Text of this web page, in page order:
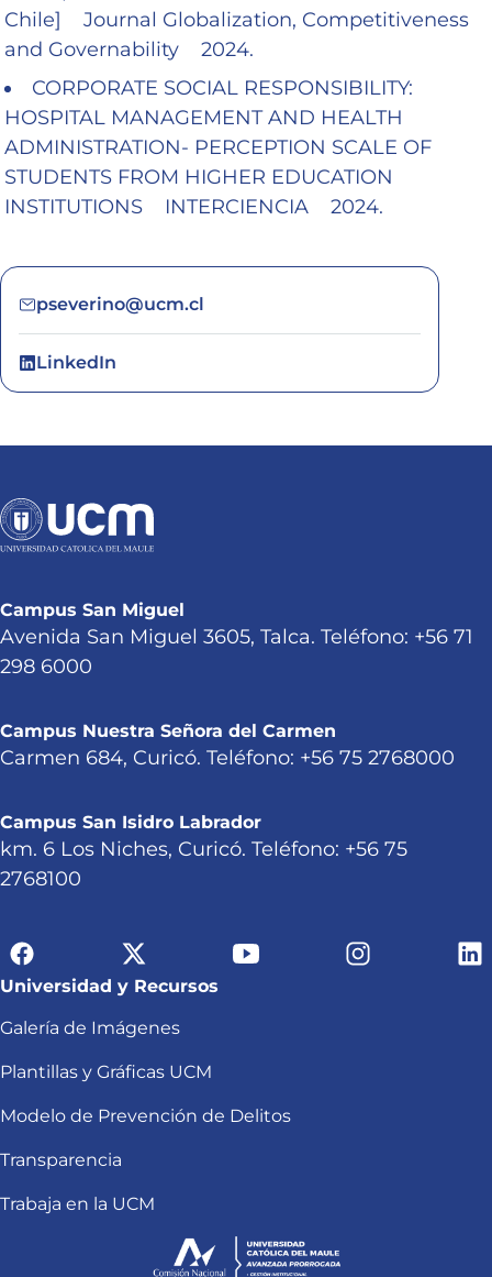
Chile] Journal Globalization, Competitiveness
and Governability 2024.
CORPORATE SOCIAL RESPONSIBILITY:
HOSPITAL MANAGEMENT AND HEALTH
ADMINISTRATION- PERCEPTION SCALE OF
STUDENTS FROM HIGHER EDUCATION
INSTITUTIONS INTERCIENCIA 2024.
pseverino@ucm.cl
LinkedIn
Campus San Miguel
Avenida San Miguel 3605, Talca. Teléfono: +56 71
298 6000
Campus Nuestra Señora del Carmen
Carmen 684, Curicó. Teléfono: +56 75 2768000
Campus San Isidro Labrador
km. 6 Los Niches, Curicó. Teléfono: +56 75
2768100
Universidad y Recursos
Galería de Imágenes
Plantillas y Gráficas UCM
Modelo de Prevención de Delitos
Transparencia
Trabaja en la UCM